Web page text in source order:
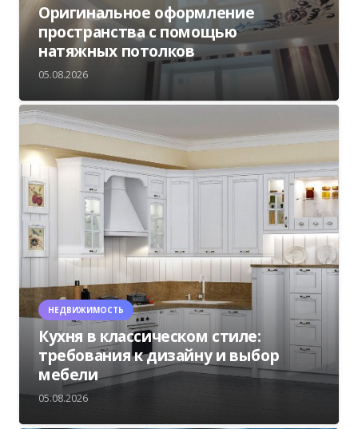
Оригинальное оформление
пространства с помощью
натяжных потолков
05.08.2026
НЕДВИЖИМОСТЬ
Кухня в классическом стиле:
требования к дизайну и выбор
мебели
05.08.2026